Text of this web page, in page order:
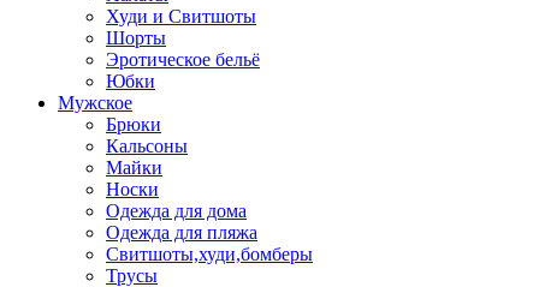
Худи и Свитшоты
Шорты
Эротическое бельё
Юбки
Мужское
Брюки
Кальсоны
Майки
Носки
Одежда для дома
Одежда для пляжа
Свитшоты,худи,бомберы
Трусы